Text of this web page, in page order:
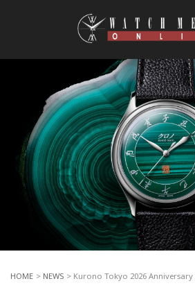
HOME > NEWS > Kurono Tokyo 2026 Anniversary